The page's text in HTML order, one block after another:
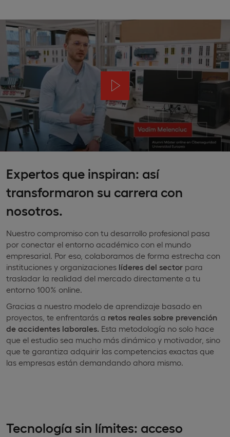
Expertos que inspiran: así
transformaron su carrera con
nosotros.
Nuestro compromiso con tu desarrollo profesional pasa
por conectar el entorno académico con el mundo
empresarial. Por eso, colaboramos de forma estrecha con
instituciones y organizaciones líderes del sector para
trasladar la realidad del mercado directamente a tu
entorno 100% online.
Gracias a nuestro modelo de aprendizaje basado en
proyectos, te enfrentarás a retos reales sobre prevención
de accidentes laborales. Esta metodología no solo hace
que el estudio sea mucho más dinámico y motivador, sino
que te garantiza adquirir las competencias exactas que
las empresas están demandando ahora mismo.
Tecnología sin límites: acceso